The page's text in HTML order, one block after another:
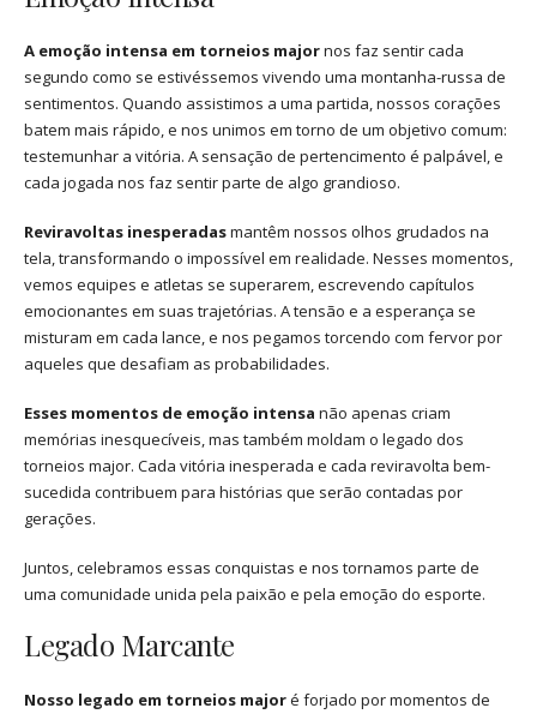
A emoção intensa em torneios majornos faz sentir cada
segundo como se estivéssemos vivendo uma montanha-russa de
sentimentos. Quando assistimos a uma partida, nossos corações
batem mais rápido, e nos unimos em torno de um objetivo comum:
testemunhar a vitória. A sensação de pertencimento é palpável, e
cada jogada nos faz sentir parte de algo grandioso.
Reviravoltas inesperadasmantêm nossos olhos grudados na
tela, transformando o impossível em realidade. Nesses momentos,
vemos equipes e atletas se superarem, escrevendo capítulos
emocionantes em suas trajetórias. A tensão e a esperança se
misturam em cada lance, e nos pegamos torcendo com fervor por
aqueles que desafiam as probabilidades.
Esses momentos de emoção intensa não apenas criam
memórias inesquecíveis, mas também moldam o legado dos
torneios major. Cada vitória inesperada e cada reviravolta bem-
sucedida contribuem para histórias que serão contadas por
gerações.
Juntos, celebramos essas conquistas e nos tornamos parte de
uma comunidade unida pela paixão e pela emoção do esporte.
Legado Marcante
Nosso legado em torneios majoré forjado por momentos de